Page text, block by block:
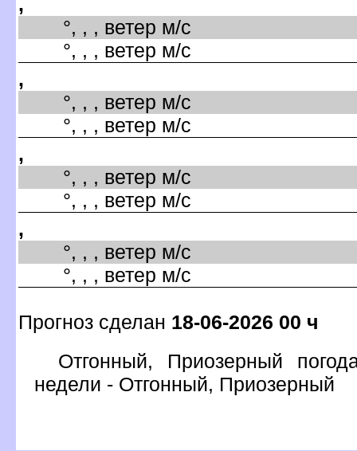
°, , , ветер м/с
°, , , ветер м/с
,
°, , , ветер м/с
°, , , ветер м/с
,
°, , , ветер м/с
°, , , ветер м/с
,
°, , , ветер м/с
°, , , ветер м/с
Прогноз сделан 18-06-2026 00 ч
Отгонный, Приозерный
недели - Отгонный, Приозерный